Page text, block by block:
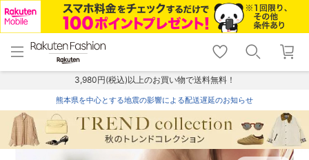
menu home
トップ
shopping_cart lock_outline
ログイン
3,980円(税込)以上のお買い物で送料無料！
熊本県を中心とする地震の影響による配送遅延のお知らせ